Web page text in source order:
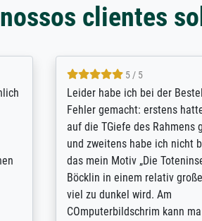
clientes
5 / 5
The team at Meisterdrucke
meet its clients demands,
expert advice on how to
results for the prints
client. The company has a
repertoire of prints to
will provide excellent service
regards to prints which are